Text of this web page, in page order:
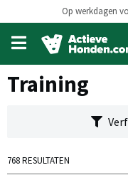
Op werkdagen
Open
main
menu
Training
768 RESULTATEN